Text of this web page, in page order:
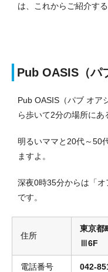
は、これからご紹介す
Pub OASIS（パ
Pub OASIS（パブ オア
ら歩いて2分の場所にあ
明るいママと20代～50
ますよ。
深夜0時35分からは「
です。
住所
東京都
Ⅲ6F
電話番号 042-